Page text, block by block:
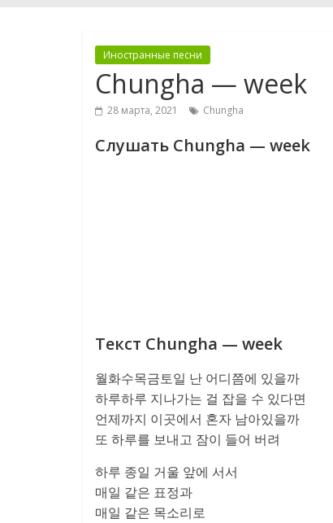
Иностранные песни
Chungha — week
28 марта, 2021 Chungha
Слушать Chungha — week
Текст Chungha — week
월화수목금토일 난 어디쯤에 있을까
하루하루 지나가는 걸 잡을 수 있다면
언제까지 이곳에서 혼자 남아있을까
또 하루를 보내고 잠이 들어 버려
하루 종일 거울 앞에 서서
매일 같은 표정과
매일 같은 목소리로